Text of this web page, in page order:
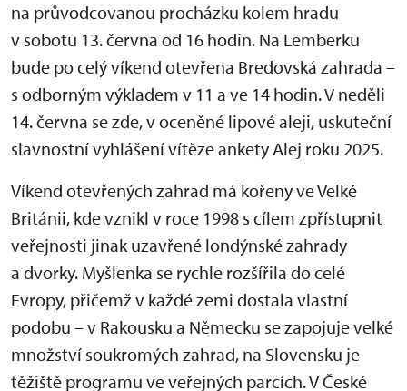
na průvodcovanou procházku kolem hradu
v sobotu 13. června od 16 hodin. Na Lemberku
bude po celý víkend otevřena Bredovská zahrada –
s odborným výkladem v 11 a ve 14 hodin. V neděli
14. června se zde, v oceněné lipové aleji, uskuteční
slavnostní vyhlášení vítěze ankety Alej roku 2025.
Víkend otevřených zahrad má kořeny ve Velké
Británii, kde vznikl v roce 1998 s cílem zpřístupnit
veřejnosti jinak uzavřené londýnské zahrady
a dvorky. Myšlenka se rychle rozšířila do celé
Evropy, přičemž v každé zemi dostala vlastní
podobu – v Rakousku a Německu se zapojuje velké
množství soukromých zahrad, na Slovensku je
těžiště programu ve veřejných parcích. V České